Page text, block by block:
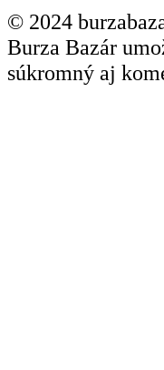
© 2024
Burza Bazár
súkromný aj